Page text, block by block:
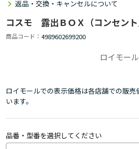
返品・交換・キャンセルについて
コスモ 露出ＢＯＸ（コンセン
商品コード 4989602699200
ロイモー
ロイモールでの表示価格は各店舗での販
います。
品番・型番を選択してください